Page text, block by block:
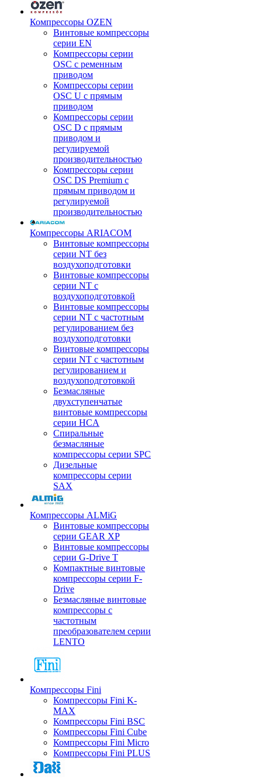
Компрессоры OZEN
Винтовые компрессоры
серии EN
Компрессоры серии
OSC с ременным
приводом
Компрессоры серии
OSC U с прямым
приводом
Компрессоры серии
OSC D с прямым
приводом и
регулируемой
производительностью
Компрессоры серии
OSC DS Premium с
прямым приводом и
регулируемой
производительностью
Компрессоры ARIACOM
Винтовые компрессоры
серии NT без
воздухоподготовки
Винтовые компрессоры
серии NT c
воздухоподготовкой
Винтовые компрессоры
серии NT с частотным
регулированием без
воздухоподготовки
Винтовые компрессоры
серии NT с частотным
регулированием и
воздухоподготовкой
Безмасляные
двухступенчатые
винтовые компрессоры
серии HCA
Спиральные
безмасляные
компрессоры серии SPC
Дизельные
компрессоры серии
SAX
Компрессоры ALMiG
Винтовые компрессоры
серии GEAR XP
Винтовые компрессоры
серии G-Drive T
Компактные винтовые
компрессоры серии F-
Drive
Безмасляные винтовые
компрессоры с
частотным
преобразователем серии
LENTO
Компрессоры Fini
Компрессоры Fini K-
MAX
Компрессоры Fini BSC
Компрессоры Fini Cube
Компрессоры Fini Micro
Компрессоры Fini PLUS